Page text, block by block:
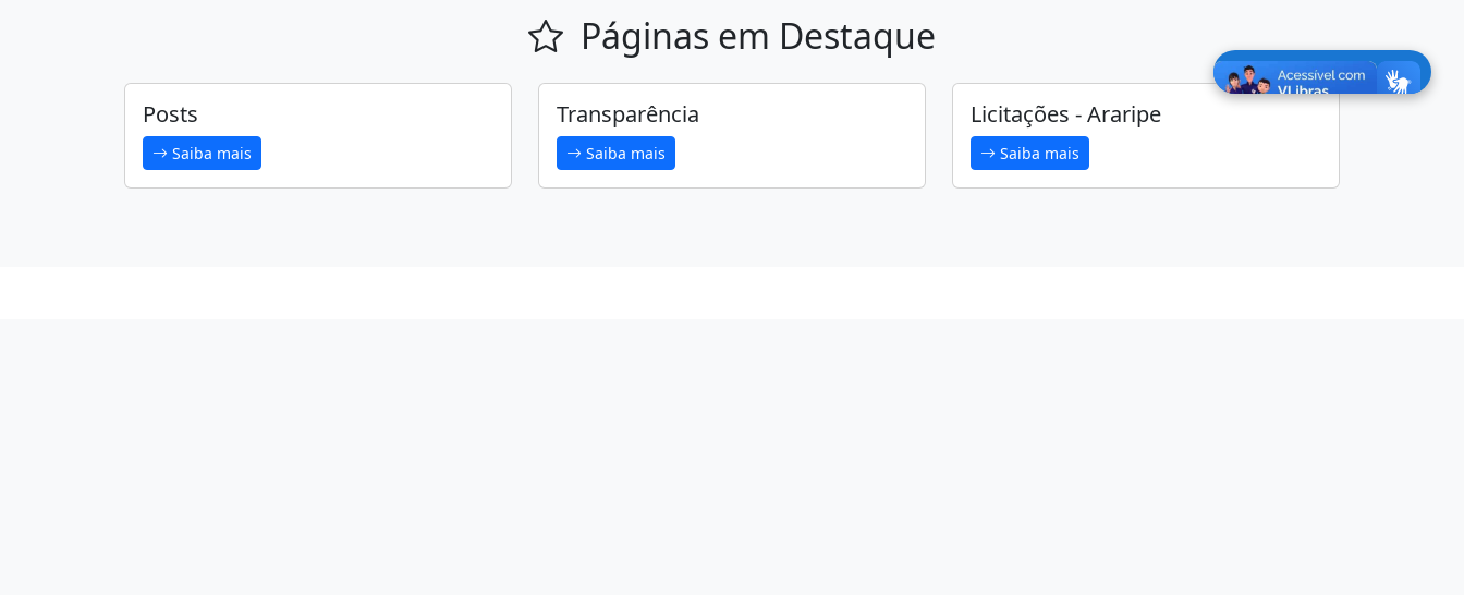
Páginas em Destaque
Posts
Saiba mais
Transparência
Saiba mais
Licitações - Araripe
Saiba mais